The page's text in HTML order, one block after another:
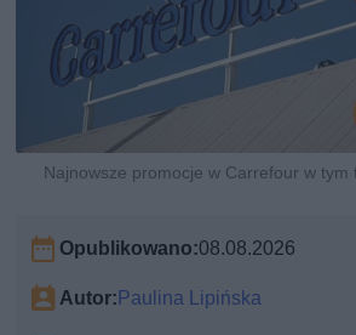
Najnowsze promocje w Carrefour w tym
Opublikowano:08.08.2026
Autor: Paulina Lipińska